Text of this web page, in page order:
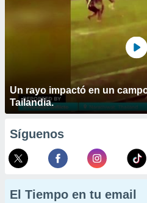
Un rayo impactó en un
Tailandia.
Síguenos
El Tiempo en tu email